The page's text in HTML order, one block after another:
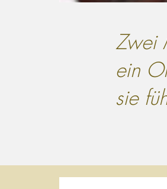
Zwei
ein
sie